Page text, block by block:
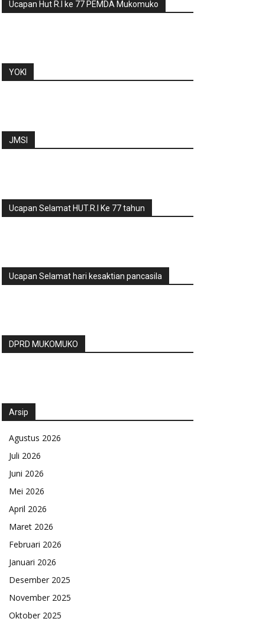
Ucapan Hut R.I ke 77 PEMDA Mukomuko
YOKI
JMSI
Ucapan Selamat HUT.R.I Ke 77 tahun
Ucapan Selamat hari kesaktian pancasila
DPRD MUKOMUKO
Arsip
Agustus 2026
Juli 2026
Juni 2026
Mei 2026
April 2026
Maret 2026
Februari 2026
Januari 2026
Desember 2025
November 2025
Oktober 2025